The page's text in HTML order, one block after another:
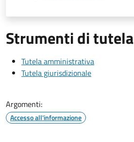
Strumenti di tutela
Tutela amministrativa
Tutela giurisdizionale
Argomenti:
Accesso all'informazione